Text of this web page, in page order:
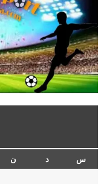
س د ن